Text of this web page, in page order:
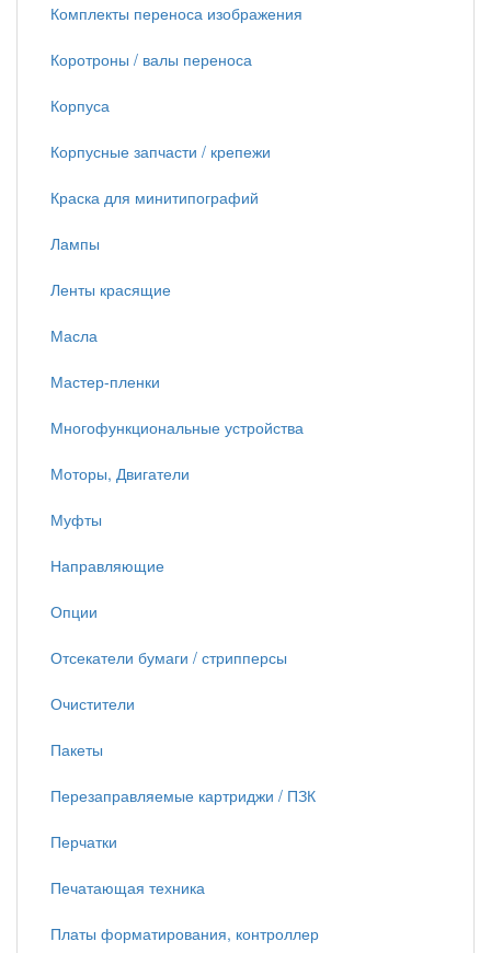
Комплекты переноса изображения
Коротроны / валы переноса
Корпуса
Корпусные запчасти / крепежи
Краска для минитипографий
Лампы
Ленты красящие
Масла
Мастер-пленки
Многофункциональные устройства
Моторы, Двигатели
Муфты
Направляющие
Опции
Отсекатели бумаги / стрипперсы
Очистители
Пакеты
Перезаправляемые картриджи / ПЗК
Перчатки
Печатающая техника
Платы форматирования, контроллер